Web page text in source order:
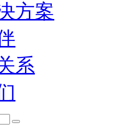
方案
系